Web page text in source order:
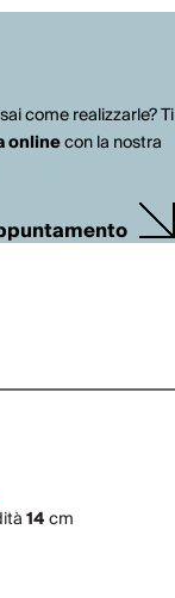
come realizzarle? Ti
onlinecon la nostra
14cm